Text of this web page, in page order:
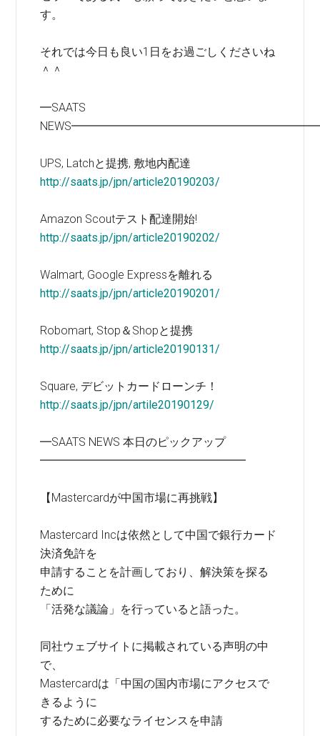
す。
それでは今日も良い1日をお過ごしくださいね
＾＾
━SAATS
UPS, Latchと提携, 敷地内配達
http://saats.jp/jpn/article20190203/
Amazon Scoutテスト配達開始!
http://saats.jp/jpn/article20190202/
Walmart, Google Expressを離れる
http://saats.jp/jpn/article20190201/
Robomart, Stop＆Shopと提携
http://saats.jp/jpn/article20190131/
Square, デビットカードローンチ！
http://saats.jp/jpn/artile20190129/
━SAATS NEWS 本日のピックアップ
━━━━━━━━━━━━━━━━━━
【Mastercardが中国市場に再挑戦】
Mastercard Incは依然として中国で銀行カード
決済免許を
申請することを計画しており、解決策を探る
ために
「活発な議論」を行っていると語った。
同社ウェブサイトに掲載されている声明の中
で、
Mastercardは「中国の国内市場にアクセスで
きるように
するために必要なライセンスを申請